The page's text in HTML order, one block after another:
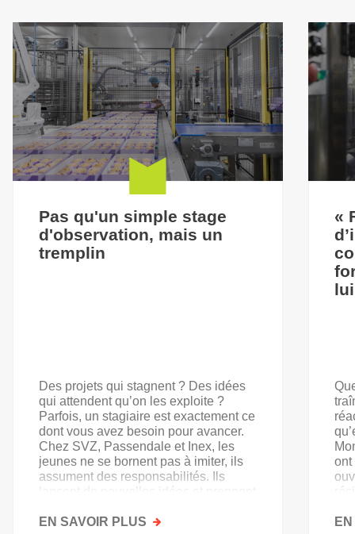
Pas qu'un simple stage
d'observation, mais un
tremplin
Des projets qui stagnent ? Des idées
qui attendent qu’on les exploite ?
Parfois, un stagiaire est exactement ce
dont vous avez besoin pour avancer.
Chez SVZ, Passendale et Inex, les
jeunes ne se bornent pas à imiter, ils
assument des responsabilités. Ils
lancent de nouvelles idées et prennent
EN SAVOIR PLUS SUR
«
ont